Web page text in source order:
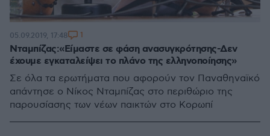
Νταμπίζας:«Είμαστε σε φάση ανασυγκρότησης-Δεν
έχουμε εγκαταλείψει το πλάνο της ελληνοποίησης»
Σε όλα τα ερωτήματα που αφορούν τον Παναθηναϊκό
απάντησε ο Νίκος Νταμπίζας στο περιθώριο της
παρουσίασης των νέων παικτών στο Κορωπί
05.09.2019, 17:48 1